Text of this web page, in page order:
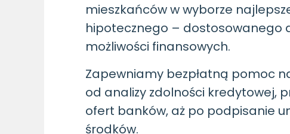
mieszkańców w wyborze
hipotecznego – dostosowanego
możliwości finansowych.
Zapewniamy bezpłatną pomoc
od analizy zdolności kredytowej,
ofert banków, aż po podpisanie
środków.